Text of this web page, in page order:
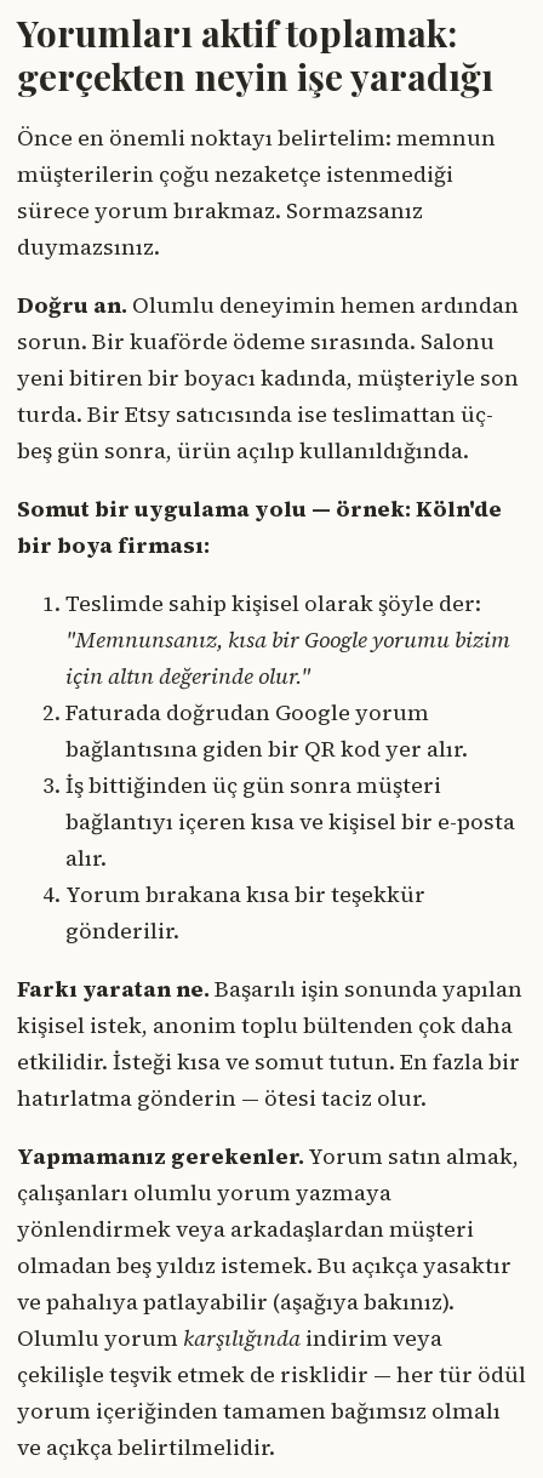
Yorumları aktif toplamak:
gerçekten neyin işe yaradığı
Önce en önemli noktayı belirtelim: memnun
müşterilerin çoğu nezaketçe istenmediği
sürece yorum bırakmaz. Sormazsanız
duymazsınız.
Doğru an. Olumlu deneyimin hemen ardından
sorun. Bir kuaförde ödeme sırasında. Salonu
yeni bitiren bir boyacı kadında, müşteriyle son
turda. Bir Etsy satıcısında ise teslimattan üç-
beş gün sonra, ürün açılıp kullanıldığında.
Somut bir uygulama yolu — örnek: Köln'de
bir boya firması:
Teslimde sahip kişisel olarak şöyle der:
"Memnunsanız, kısa bir Google yorumu bizim
için altın değerinde olur."
Faturada doğrudan Google yorum
bağlantısına giden bir QR kod yer alır.
İş bittiğinden üç gün sonra müşteri
bağlantıyı içeren kısa ve kişisel bir e-posta
alır.
Yorum bırakana kısa bir teşekkür
gönderilir.
Farkı yaratan ne. Başarılı işin sonunda yapılan
kişisel istek, anonim toplu bültenden çok daha
etkilidir. İsteği kısa ve somut tutun. En fazla bir
hatırlatma gönderin — ötesi taciz olur.
Yapmamanız gerekenler. Yorum satın almak,
çalışanları olumlu yorum yazmaya
yönlendirmek veya arkadaşlardan müşteri
olmadan beş yıldız istemek. Bu açıkça yasaktır
ve pahalıya patlayabilir (aşağıya bakınız).
Olumlu yorum karşılığında indirim veya
çekilişle teşvik etmek de risklidir — her tür ödül
yorum içeriğinden tamamen bağımsız olmalı
ve açıkça belirtilmelidir.